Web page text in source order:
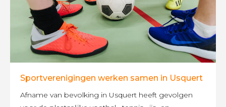
Sportverenigingen werken samen in Usquert
Afname van bevolking in Usquert heeft gevolgen